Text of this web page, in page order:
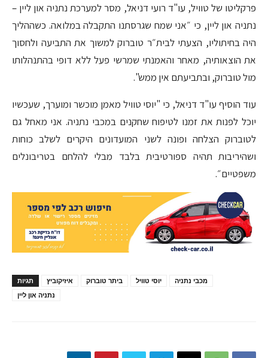
פרקליטו של טוויל, עו"ד רועי דניאל, מסר למערכת נתניה און ליין –
נתניה און ליין, כי ״אני שמח שגרסתנו התקבלה במלואה. כשההליך
היה בחיתוליו, הצעתי לבית״ר טוברוק למשוך את התביעה ולחסוך
את הוצאותיה, מאחר והאמנתי שמרשי פעל ללא דופי בהתנהלותו
מול טוברוק, ובתביעתם אין ממש".
עוד הוסיף עו"ד דניאל, כי "יוסי טוויל מאמן מוכשר ומוערך, שעכשיו
יוכל לפנות את זמנו לטיפוח שחקנים במכבי נתניה. אני מאחל גם
לטוברוק הצלחה ופונה לשני המועדונים היקרים לשלב כוחות
ושהיריבות תהיה ספורטיבית בלבד מבלי להלחם בטריבונלים
משפטיים״.
תגיות איזיקוביץ ביתר טוברוק יוסי טוויל
מכבי נתניה
נתניה און ליין